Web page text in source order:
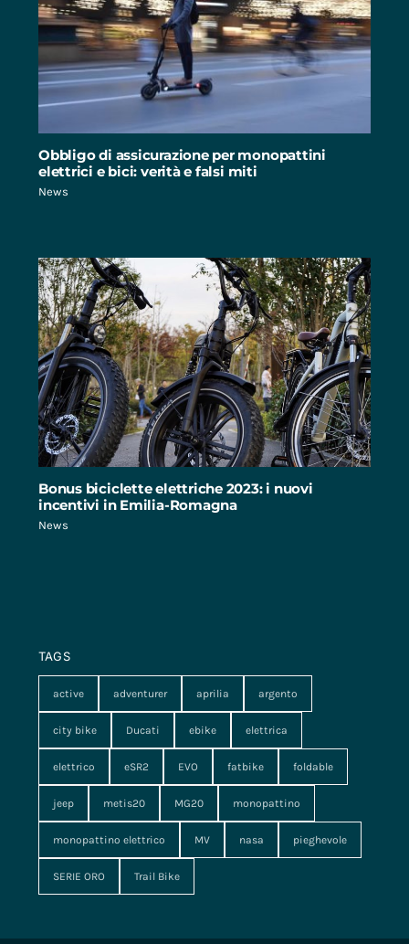
Obbligo di assicurazione per monopattini
elettrici e bici: verità e falsi miti
News
Bonus biciclette elettriche 2023: i nuovi
incentivi in Emilia-Romagna
News
TAGS
active adventurer aprilia argento
city bike Ducati ebike elettrica
elettrico eSR2 EVO fatbike foldable
jeep metis20 MG20 monopattino
monopattino elettrico MV nasa pieghevole
SERIE ORO Trail Bike